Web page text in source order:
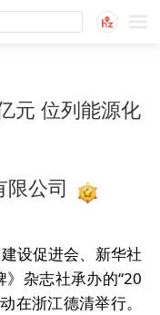
元 位列能源化
限公司
设促进会、新华社
杂志社承办的“20
在浙江德清举行。